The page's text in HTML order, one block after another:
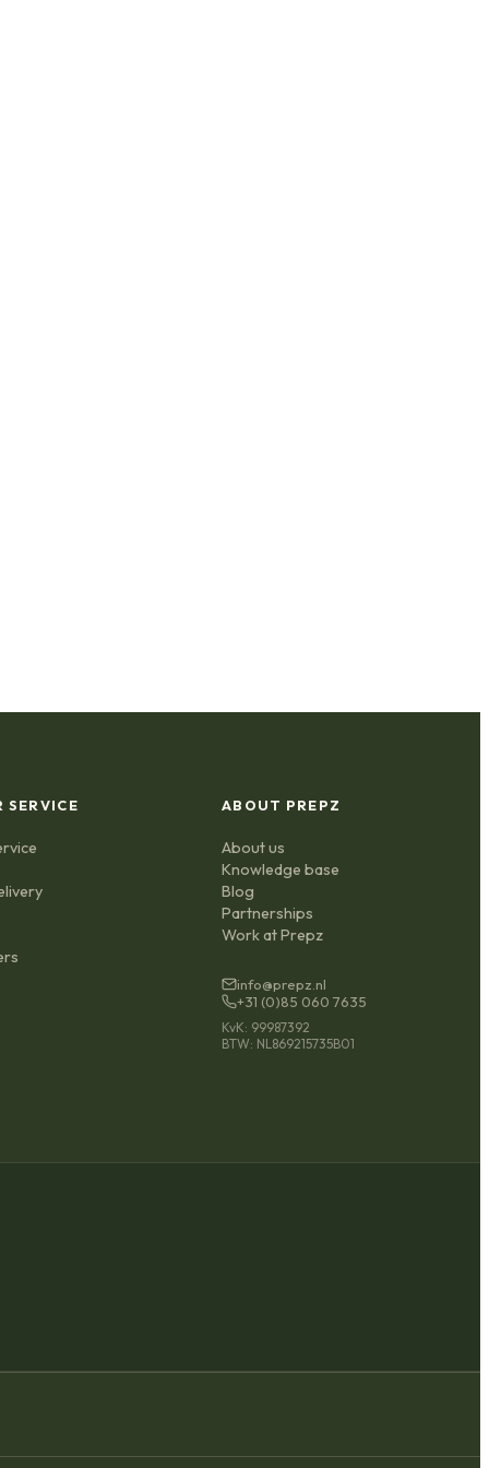
SERVICE ABOUT PREPZ
About us
Knowledge base
Blog
Partnerships
Work at Prepz
info@prepz.nl
+31 (0)85 060 7635
KvK: 99987392
BTW: NL869215735B01